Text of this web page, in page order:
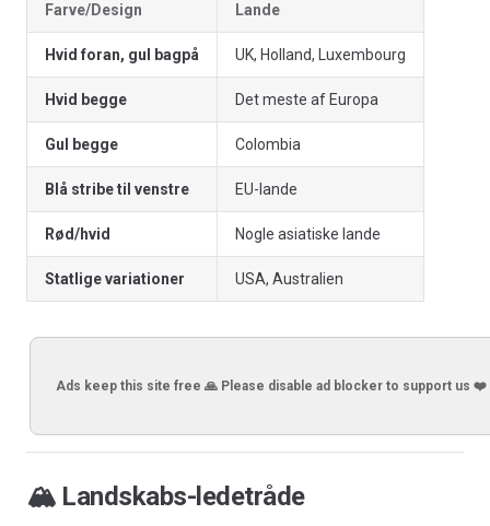
Farve/Design Lande
Hvid foran, gul bagpå UK, Holland, Luxembourg
Hvid begge Det meste af Europa
Gul begge Colombia
Blå stribe til venstre EU-lande
Rød/hvid Nogle asiatiske lande
Statlige variationer USA, Australien
Ads keep this site free 🙏 Please disable ad blocker to support us ❤️
🏔️ Landskabs-ledetråde